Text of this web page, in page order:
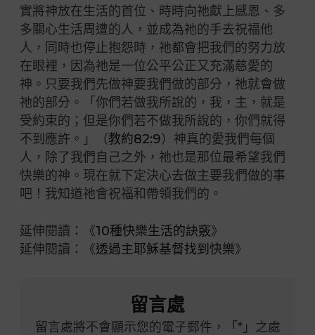
實將神放在生活的首位、時時向祂獻上感恩、多
多關心生活周遭的人，並成為祂的手去祝福他
人，同時也停止抱怨時，祂都會把我們的努力放
在眼裡，因為祂是一位公平公正又充滿慈愛的
神。只要我們先做神要我們做的部分，祂就會做
祂的部分。「你們若做我所說的，我，主，就是
受約束的；但是你們若不做我所說的，你們就得
不到應許。」（教約82:9）神真的愛我們每個
人，除了我們自己之外，祂也是那位最希望我們
快樂的神。現在就下定決心去做主要我們做的事
吧！我知道祂會祝福和帶領我們的。
延伸閱讀：《10種快樂生活的訣竅》
延伸閱讀：《透過主耶穌基督找到快樂》
留言處
留言處將不會顯示您的電子郵件，「*」之處